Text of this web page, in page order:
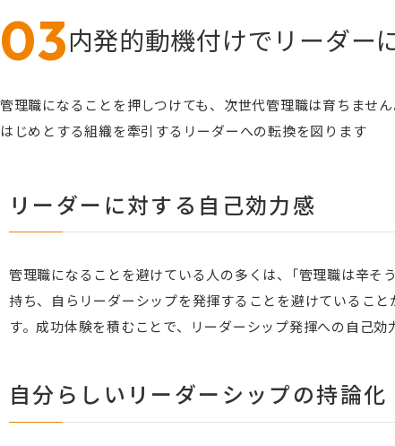
内発的動機付けでリーダー
管理職になることを押しつけても、次世代管理職は育ちませ
はじめとする組織を牽引するリーダーへの転換を図ります
リーダーに対する自己効力感
管理職になることを避けている人の多くは、「管理職は辛そ
持ち、自らリーダーシップを発揮することを避けていること
す。成功体験を積むことで、リーダーシップ発揮への自己効
自分らしいリーダーシップの持論化